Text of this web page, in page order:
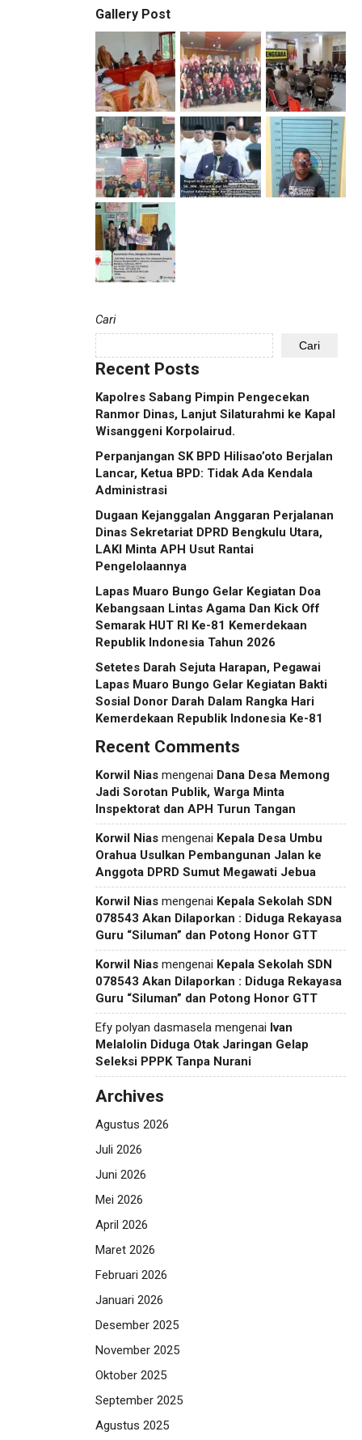
Gallery Post
Cari
Cari
Recent Posts
Kapolres Sabang Pimpin Pengecekan
Ranmor Dinas, Lanjut Silaturahmi ke Kapal
Wisanggeni Korpolairud.
Perpanjangan SK BPD Hilisao’oto Berjalan
Lancar, Ketua BPD: Tidak Ada Kendala
Administrasi
Dugaan Kejanggalan Anggaran Perjalanan
Dinas Sekretariat DPRD Bengkulu Utara,
LAKI Minta APH Usut Rantai
Pengelolaannya
Lapas Muaro Bungo Gelar Kegiatan Doa
Kebangsaan Lintas Agama Dan Kick Off
Semarak HUT RI Ke-81 Kemerdekaan
Republik Indonesia Tahun 2026
Setetes Darah Sejuta Harapan, Pegawai
Lapas Muaro Bungo Gelar Kegiatan Bakti
Sosial Donor Darah Dalam Rangka Hari
Kemerdekaan Republik Indonesia Ke-81
Recent Comments
Korwil Nias mengenai Dana Desa Memong
Jadi Sorotan Publik, Warga Minta
Inspektorat dan APH Turun Tangan
Korwil Nias mengenai Kepala Desa Umbu
Orahua Usulkan Pembangunan Jalan ke
Anggota DPRD Sumut Megawati Jebua
Korwil Nias mengenai Kepala Sekolah SDN
078543 Akan Dilaporkan : Diduga Rekayasa
Guru “Siluman” dan Potong Honor GTT
Korwil Nias mengenai Kepala Sekolah SDN
078543 Akan Dilaporkan : Diduga Rekayasa
Guru “Siluman” dan Potong Honor GTT
Efy polyan dasmasela mengenai Ivan
Melalolin Diduga Otak Jaringan Gelap
Seleksi PPPK Tanpa Nurani
Archives
Agustus 2026
Juli 2026
Juni 2026
Mei 2026
April 2026
Maret 2026
Februari 2026
Januari 2026
Desember 2025
November 2025
Oktober 2025
September 2025
Agustus 2025